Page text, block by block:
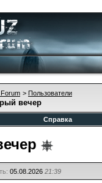
> Пользователи
вечер
Справка
05.08.2026 21:39